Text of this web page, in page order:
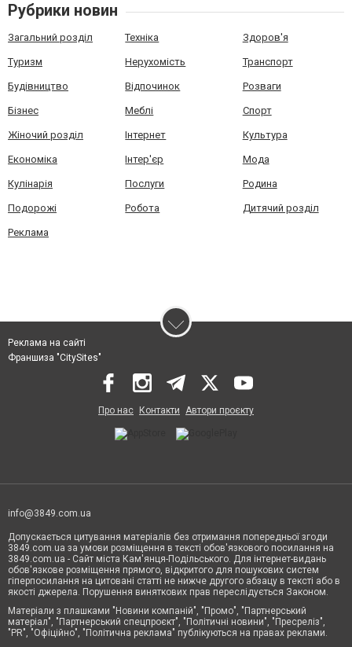
Рубрики новин
Загальний розділ Техніка Здоров'я
Туризм Нерухомість Транспорт
Будівництво Відпочинок Розваги
Бізнес Меблі Спорт
Жіночий розділ Інтернет Культура
Економіка Інтер'єр Мода
Кулінарія Послуги Родина
Подорожі Робота Дитячий розділ
Реклама
Реклама на сайті
Франшиза "CitySites"
Про нас Контакти Автори проєкту
info@3849.com.ua
Допускається цитування матеріалів без отримання попередньої згоди
3849.com.ua за умови розміщення в тексті обов'язкового посилання на
3849.com.ua - Сайт міста Кам'янця-Подільського. Для інтернет-видань
обов'язкове розміщення прямого, відкритого для пошукових систем
гіперпосилання на цитовані статті не нижче другого абзацу в тексті або в
якості джерела. Порушення виняткових прав переслідується Законом.
Матеріали з плашками "Новини компаній", "Промо", "Партнерський
матеріал", "Партнерський спецпроєкт", "Політичні новини", "Пресреліз",
"PR", "Офіційно", "Політична реклама" публікуються на правах реклами.